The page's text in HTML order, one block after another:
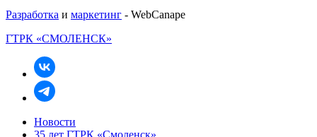
Разработка и маркетинг - WebCanape
ГТРК «СМОЛЕНСК»
Новости
35 лет ГТРК «Смоленск»